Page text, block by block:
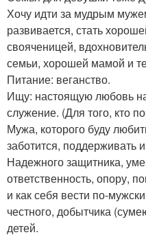
Хочу идти за мудрым
развивается, стать
свояченицей,
семьи, хорошей мамой и
Питание: веганство.
Ищу: настоящую любовь
служение. (Для того, кто
Мужа, которого буду
заботится, поддерживать
Надежного защитника,
ответственность, опору,
и как себя вести по-
честного, добытчика
детей.